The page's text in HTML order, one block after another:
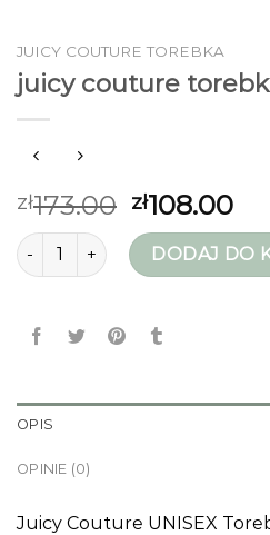
JUICY COUTURE TOREBKA
juicy couture
zł173.00 zł108.00
ilość juicy couture torebka
DODAJ DO
OPIS
OPINIE (0)
Juicy Couture UNISEX